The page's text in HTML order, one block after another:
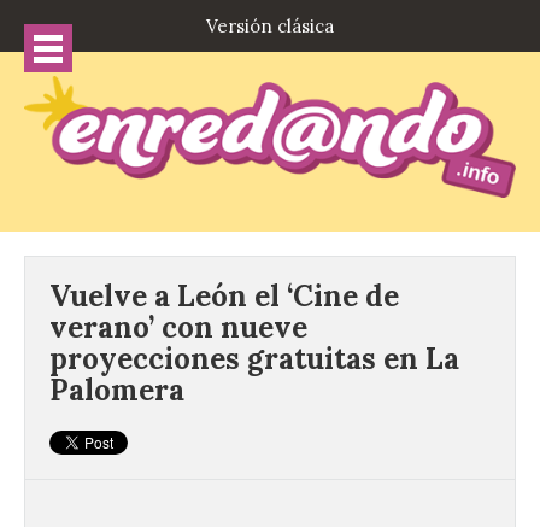
Versión clásica
Vuelve a León el ‘Cine de
verano’ con nueve
proyecciones gratuitas en La
Palomera